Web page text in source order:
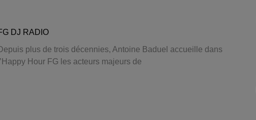
DJ RADIO
plus de trois décennies, Antoine Baduel accueille dans
Hour FG les acteurs majeurs de